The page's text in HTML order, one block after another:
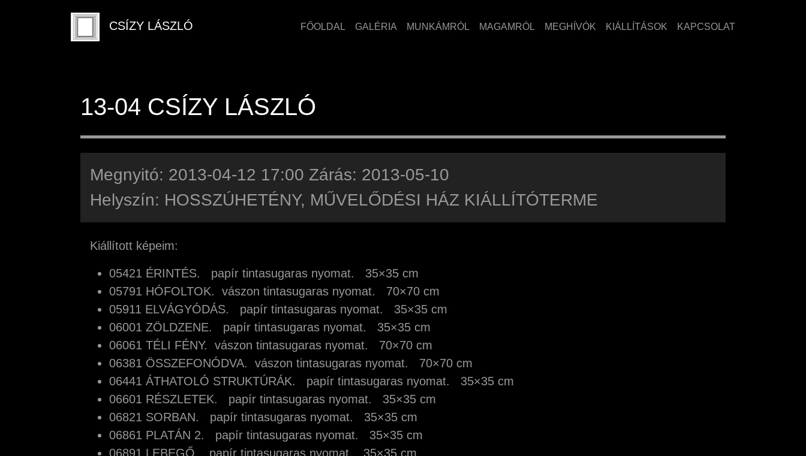
CSÍZY LÁSZLÓ FŐOLDAL GALÉRIA MUNKÁMRÓL MAGAMRÓL MEGHÍVÓK KIÁLLÍTÁSOK KAPCSOLAT
13-04 CSÍZY LÁSZLÓ
Megnyitó: 2013-04-12 17:00 Zárás: 2013-05-10
Helyszín: HOSSZÚHETÉNY, MŰVELŐDÉSI HÁZ KIÁLLÍTÓTERME
Kiállított képeim:
05421 ÉRINTÉS. papír tintasugaras nyomat. 35×35 cm
05791 HÓFOLTOK. vászon tintasugaras nyomat. 70×70 cm
05911 ELVÁGYÓDÁS. papír tintasugaras nyomat. 35×35 cm
06001 ZÖLDZENE. papír tintasugaras nyomat. 35×35 cm
06061 TÉLI FÉNY. vászon tintasugaras nyomat. 70×70 cm
06381 ÖSSZEFONÓDVA. vászon tintasugaras nyomat. 70×70 cm
06441 ÁTHATOLÓ STRUKTÚRÁK. papír tintasugaras nyomat. 35×35 cm
06601 RÉSZLETEK. papír tintasugaras nyomat. 35×35 cm
06821 SORBAN. papír tintasugaras nyomat. 35×35 cm
06861 PLATÁN 2. papír tintasugaras nyomat. 35×35 cm
06891 LEBEGŐ. papír tintasugaras nyomat. 35×35 cm